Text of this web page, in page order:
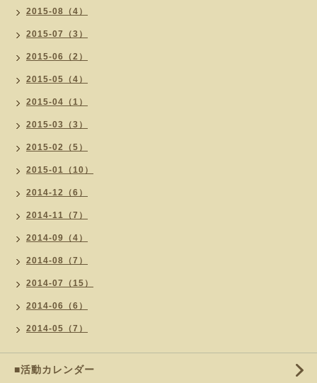
2015-08（4）
2015-07（3）
2015-06（2）
2015-05（4）
2015-04（1）
2015-03（3）
2015-02（5）
2015-01（10）
2014-12（6）
2014-11（7）
2014-09（4）
2014-08（7）
2014-07（15）
2014-06（6）
2014-05（7）
■活動カレンダー